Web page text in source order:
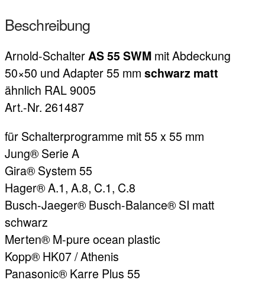
Beschreibung
Arnold-SchalterAS 55 SWM mit Abdeckung
50×50 und Adapter 55 mm schwarz matt
ähnlich RAL 9005
Art.-Nr. 261487
für Schalterprogramme mit 55 x 55 mm
Jung® Serie A
Gira® System 55
Hager® A.1, A.8, C.1, C.8
Busch-Jaeger® Busch-Balance® SI matt
schwarz
Merten® M-pure ocean plastic
Kopp® HK07 / Athenis
Panasonic® Karre Plus 55